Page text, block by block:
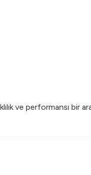
ve performansı bir